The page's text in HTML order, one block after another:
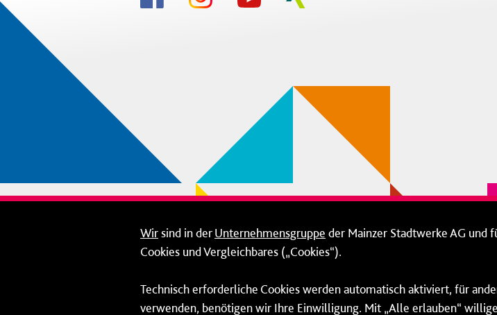
Wirsind in derUnternehmensgruppe der Mainzer Stadtwerke AG und
Cookies und Vergleichbares („Cookies“).
Technisch erforderliche Cookies werden automatisch aktiviert, für
verwenden, benötigen wir Ihre Einwilligung. Mit „Alle erlauben“